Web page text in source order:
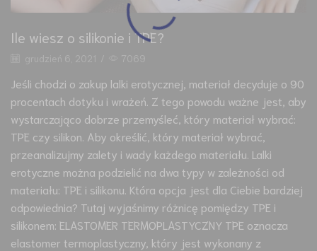
Ile wiesz o silikonie i TPE?
grudzień 6, 2021 7069
Jeśli chodzi o zakup lalki erotycznej, materiał decyduje o 90
procentach dotyku i wrażeń. Z tego powodu ważne jest, aby
wystarczająco dobrze przemyśleć, który materiał wybrać:
TPE czy silikon. Aby określić, który materiał wybrać,
przeanalizujmy zalety i wady każdego materiału. Lalki
erotyczne można podzielić na dwa typy w zależności od
materiału: TPE i silikonu. Która opcja jest dla Ciebie bardziej
odpowiednia? Tutaj wyjaśnimy różnicę pomiędzy TPE i
silikonem: ELASTOMER TERMOPLASTYCZNY TPE oznacza
elastomer termoplastyczny, który jest wykonany z